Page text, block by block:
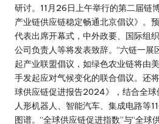
研讨。11月26日上午举行的第二届链
产业链供应链稳定畅通北京倡议》。
代表出席开幕式，中外政要、国际组
公司负责人等将发表致辞。“六链一展
起产业联盟倡议，如绿色农业链将由
手发起应对气候变化的联合倡议。还
球供应链促进报告2024》，结合全球
人形机器人、智能汽车、集成电路等
图谱。“全球供应链促进指数”与“全球